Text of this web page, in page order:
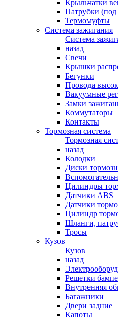
Крыльчатки
Патрубки (под
Термомуфты
Система зажигания
Система
назад
Свечи
Крышки
Бегунки
Провода
Вакуумные
Замки
Коммутаторы
Контакты
Тормозная система
Тормозная
назад
Колодки
Диски
Цилиндры
Датчики ABS
Датчики
Цилиндр
Шланги,
Тросы
Кузов
Кузов
назад
Решетки
Внутренняя
Багажники
Двери задние
Капоты